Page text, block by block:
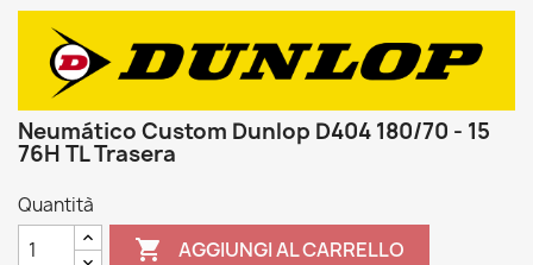
Neumático Custom Dunlop D404 180/70 - 15
76H TL Trasera
Quantità
 AGGIUNGI AL CARRELLO